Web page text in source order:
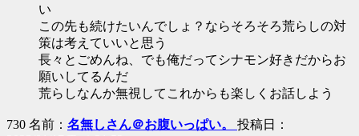
い
この先も続けたいんでしょ？ならそろそろ荒らしの対
策は考えていいと思う
長々とごめんね、でも俺だってシナモン好きだからお
願いしてるんだ
荒らしなんか無視してこれからも楽しくお話しよう
730 名前： 名無しさん＠お腹いっぱい。 投稿日：